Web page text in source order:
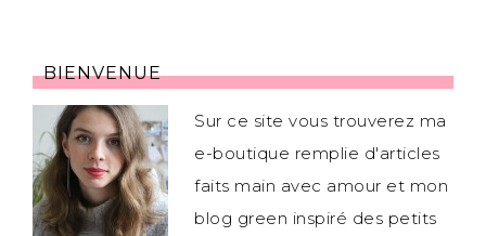
BIENVENUE
Sur ce site vous trouverez ma
e-boutique remplie d'articles
faits main avec amour et mon
blog green inspiré des petits